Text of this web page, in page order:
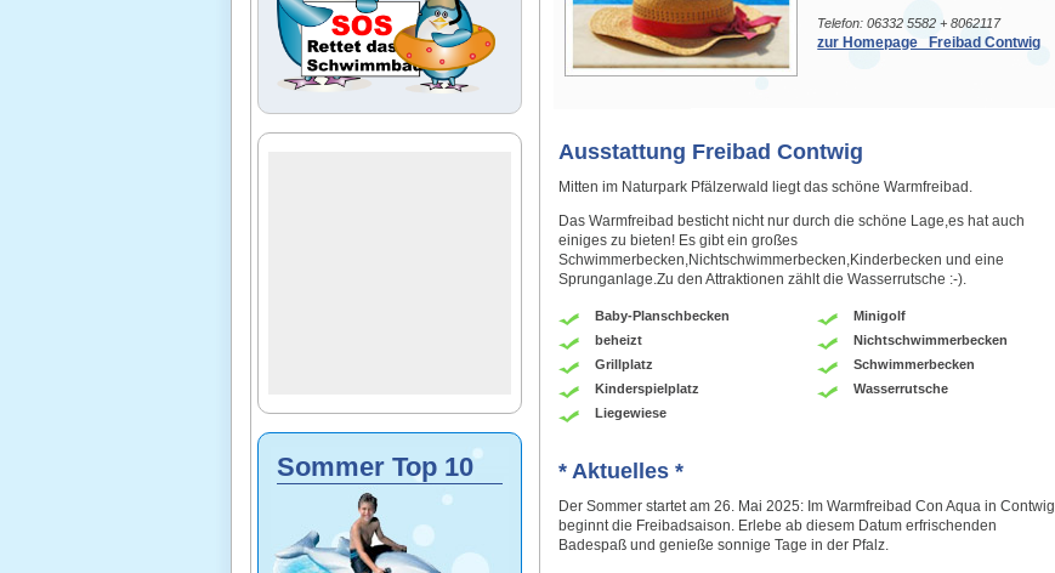
Telefon: 06332 5582 + 8062117
zur Homepage Freibad Contwig
Ausstattung Freibad Contwig
Mitten im Naturpark Pfälzerwald liegt das schöne Warmfreibad.
Das Warmfreibad besticht nicht nur durch die schöne Lage,es hat auch
einiges zu bieten! Es gibt ein großes
Schwimmerbecken,Nichtschwimmerbecken,Kinderbecken und eine
Sprunganlage.Zu den Attraktionen zählt die Wasserrutsche :-).
Baby-Planschbecken
beheizt
Grillplatz
Kinderspielplatz
Liegewiese
Minigolf
Nichtschwimmerbecken
Schwimmerbecken
Wasserrutsche
* Aktuelles *
Der Sommer startet am 26. Mai 2025: Im Warmfreibad Con Aqua in Contwig
beginnt die Freibadsaison. Erlebe ab diesem Datum erfrischenden
Badespaß und genieße sonnige Tage in der Pfalz.
Sommer Top 10